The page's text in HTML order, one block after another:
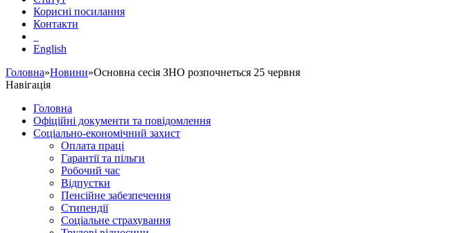
Корисні посилання
Контакти
English
Головна»Новини»Основна сесія ЗНО розпочнеться 25 червня
Навігація
Головна
Офіційні документи та повідомлення
Соціально-економічний захист
Оплата праці
Гарантії та пільги
Робочий час
Відпустки
Пенсійне забезпечення
Стипендії
Соціальне страхування